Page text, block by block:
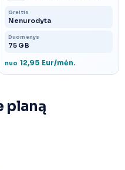
Greitis
Nenurodyta
Duomenys
75 GB
nuo 12,95 Eur/mėn.
planą